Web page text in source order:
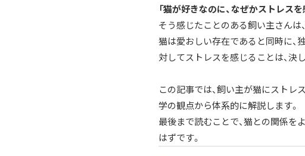
「猫が好きなのに、なぜかストレス
そう感じたことのある飼い主さんは
猫は愛おしい存在であると同時に、
対してストレスを感じることは、決
この記事では、飼い主が猫にストレ
学の観点から体系的に解説します。
最後まで読むことで、猫との関係を
はずです。